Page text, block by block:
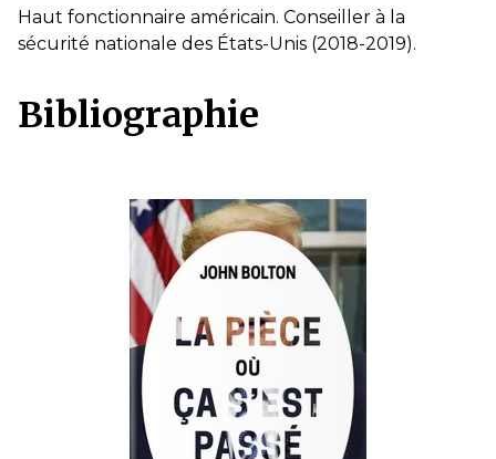
Haut fonctionnaire américain. Conseiller à la
sécurité nationale des États-Unis (2018-2019).
Bibliographie